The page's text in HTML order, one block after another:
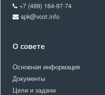
+7 (499) 164-97-74
spk@vcot.info
О совете
Основная информация
Документы
Цели и задачи